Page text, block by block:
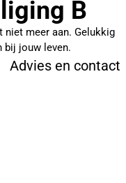
B
niet meer aan. Gelukkig
bij jouw leven.
Advies en contact